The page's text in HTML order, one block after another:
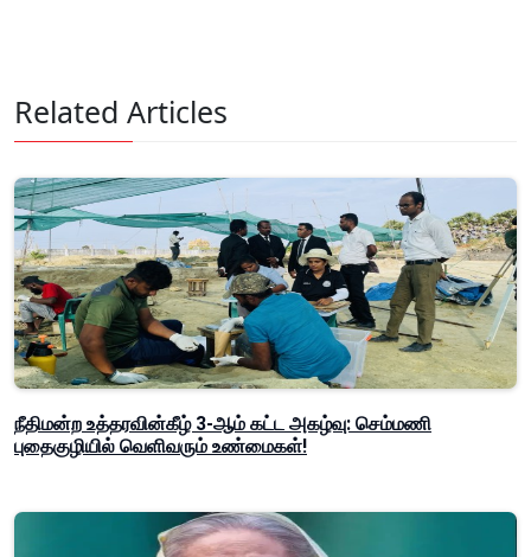
Related Articles
நீதிமன்ற உத்தரவின்கீழ் 3-ஆம் கட்ட அகழ்வு: செம்மணி
புதைகுழியில் வெளிவரும் உண்மைகள்!